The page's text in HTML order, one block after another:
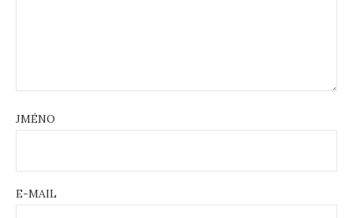
JMÉNO
E-MAIL